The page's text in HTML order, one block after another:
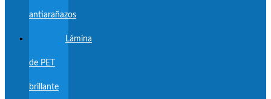
antiarañazos
Lámina
de PET
brillante